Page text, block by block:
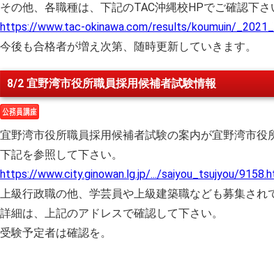
その他、各職種は、下記のTAC沖縄校HPでご確認下さ
https://www.tac-okinawa.com/results/koumuin/
今後も合格者が増え次第、随時更新していきます。
8/2 宜野湾市役所職員採用候補者試験情報
宜野湾市役所職員採用候補者試験の案内が宜野湾市役
下記を参照して下さい。
https://www.city.ginowan.lg.jp/.../saiyou_tsujyou/
上級行政職の他、学芸員や上級建築職なども募集され
詳細は、上記のアドレスで確認して下さい。
受験予定者は確認を。